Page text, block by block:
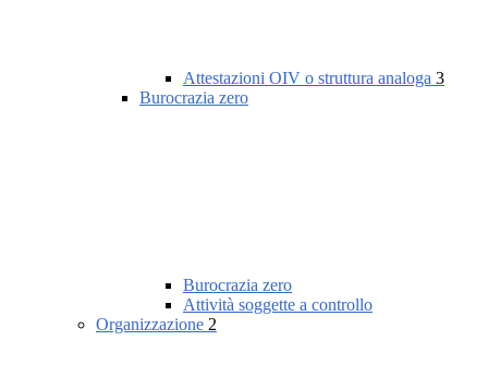
Attestazioni OIV o struttura analoga 3
Burocrazia zero
Burocrazia zero
Attività soggette a controllo
Organizzazione 2